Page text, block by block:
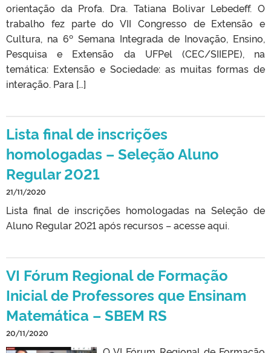
orientação da Profa. Dra. Tatiana Bolivar Lebedeff. O
trabalho fez parte do VII Congresso de Extensão e
Cultura, na 6º Semana Integrada de Inovação, Ensino,
Pesquisa e Extensão da UFPel (CEC/SIIEPE), na
temática: Extensão e Sociedade: as muitas formas de
interação. Para […]
Lista final de inscrições
homologadas – Seleção Aluno
Regular 2021
21/11/2020
Lista final de inscrições homologadas na Seleção de
Aluno Regular 2021 após recursos – acesse aqui.
VI Fórum Regional de Formação
Inicial de Professores que Ensinam
Matemática – SBEM RS
20/11/2020